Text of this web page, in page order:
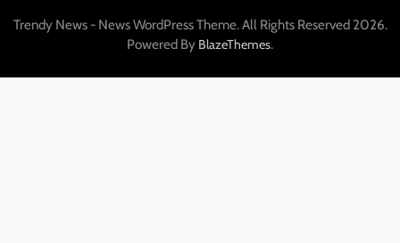
Trendy News - News WordPress Theme. All Rights Reserved 2026.
Powered By BlazeThemes.